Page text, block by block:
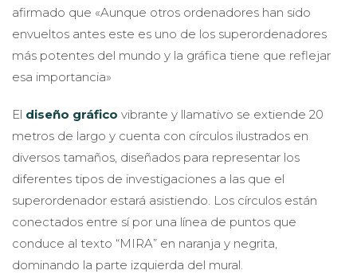
afirmado que «Aunque otros ordenadores han sido
envueltos antes este es uno de los superordenadores
más potentes del mundo y la gráfica tiene que reflejar
esa importancia»
El diseño gráfico vibrante y llamativo se extiende 20
metros de largo y cuenta con círculos ilustrados en
diversos tamaños, diseñados para representar los
diferentes tipos de investigaciones a las que el
superordenador estará asistiendo. Los círculos están
conectados entre sí por una línea de puntos que
conduce al texto “MIRA” en naranja y negrita,
dominando la parte izquierda del mural.